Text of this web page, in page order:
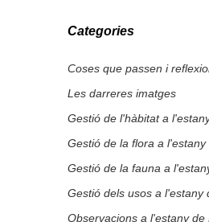
Categories
Coses que passen i
Les darreres imatges
Gestió de l'hàbitat a
Gestió de la flora a l'estany
Gestió de la fauna a
Gestió dels usos a l'estany
Observacions a l'estany de